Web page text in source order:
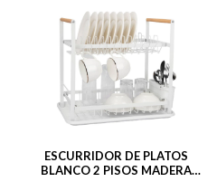
ESCURRIDOR DE PLATOS
BLANCO 2 PISOS MADERA